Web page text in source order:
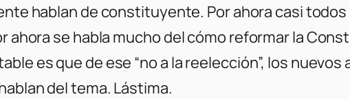
hablan de constituyente. Por ahora casi
ahora se habla mucho del cómo reformar la
es que de ese “no a la reelección”, los
del tema. Lástima.